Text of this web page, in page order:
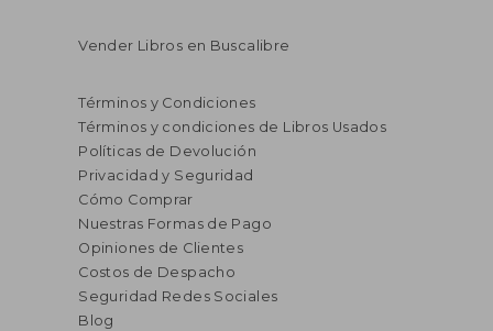
Vender Libros en Buscalibre
Términos y Condiciones
Términos y condiciones de Libros Usados
Políticas de Devolución
Privacidad y Seguridad
Cómo Comprar
Nuestras Formas de Pago
Opiniones de Clientes
Costos de Despacho
Seguridad Redes Sociales
Blog